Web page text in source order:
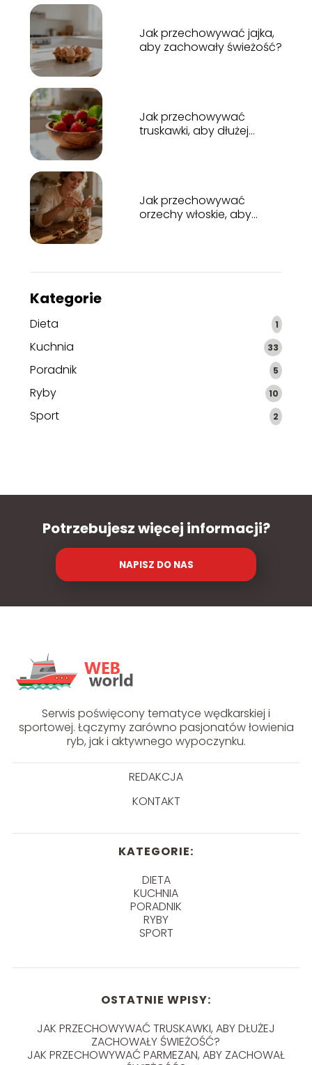
Jak przechowywać jajka,
aby zachowały świeżość?
Jak przechowywać
truskawki, aby dłużej
Jak przechowywać
orzechy włoskie, aby
Kategorie
Dieta 1
Kuchnia 33
Poradnik 5
Ryby 10
Sport 2
Potrzebujesz więcej informacji?
NAPISZ DO NAS
Serwis poświęcony tematyce wędkarskiej i
sportowej. Łączymy zarówno pasjonatów łowienia
ryb, jak i aktywnego wypoczynku.
REDAKCJA
KONTAKT
KATEGORIE:
DIETA
KUCHNIA
PORADNIK
RYBY
SPORT
OSTATNIE WPISY:
JAK PRZECHOWYWAĆ TRUSKAWKI, ABY DŁUŻEJ
ZACHOWAŁY ŚWIEŻOŚĆ?
JAK PRZECHOWYWAĆ PARMEZAN, ABY ZACHOWAŁ